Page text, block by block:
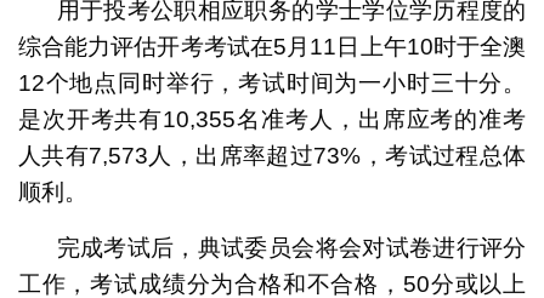
用于投考公职相应职务的学士学位学历程度的
综合能力评估开考考试在5月11日上午10时于全澳
12个地点同时举行，考试时间为一小时三十分。
是次开考共有10,355名准考人，出席应考的准考
人共有7,573人，出席率超过73%，考试过程总体
顺利。
完成考试后，典试委员会将会对试卷进行评分
工作，考试成绩分为合格和不合格，50分或以上